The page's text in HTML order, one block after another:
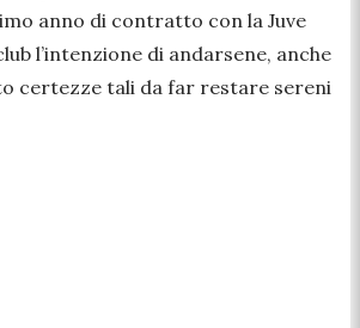
anno di contratto con la Juve
l’intenzione di andarsene, anche
certezze tali da far restare sereni